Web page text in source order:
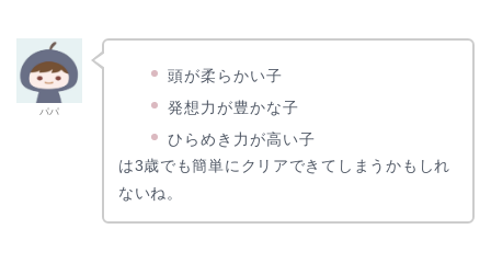
パパ
頭が柔らかい子
発想力が豊かな子
ひらめき力が高い子
は3歳でも簡単にクリアできてしまうかもしれ
ないね。